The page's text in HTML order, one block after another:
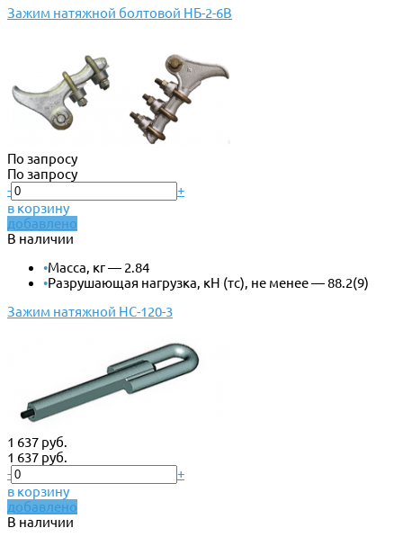
Зажим натяжной болтовой НБ-2-6В
По запросу
По запросу
-
+
в корзину
добавлено
В наличии
•Масса, кг — 2.84
•Разрушающая нагрузка, кН (тс), не менее — 88.2(9)
Зажим натяжной НС-120-3
1 637 руб.
1 637 руб.
-
+
в корзину
добавлено
В наличии